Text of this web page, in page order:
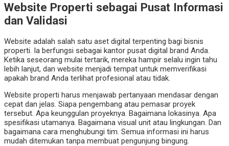
Website Properti sebagai Pusat Informasi
dan Validasi
Website adalah salah satu aset digital terpenting bagi bisnis
properti. Ia berfungsi sebagai kantor pusat digital brand Anda.
Ketika seseorang mulai tertarik, mereka hampir selalu ingin tahu
lebih lanjut, dan website menjadi tempat untuk memverifikasi
apakah brand Anda terlihat profesional atau tidak.
Website properti harus menjawab pertanyaan mendasar dengan
cepat dan jelas. Siapa pengembang atau pemasar proyek
tersebut. Apa keunggulan proyeknya. Bagaimana lokasinya. Apa
spesifikasi utamanya. Bagaimana visual unit atau lingkungan. Dan
bagaimana cara menghubungi tim. Semua informasi ini harus
mudah ditemukan tanpa membuat pengunjung bingung.